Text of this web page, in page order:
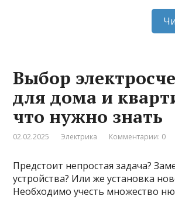
Выбор
для дома и
что нужно знать
02.02.2025 Электрика Комментарии: 0
Предстоит непростая задача?
устройства? Или же установка
Необходимо учесть множество